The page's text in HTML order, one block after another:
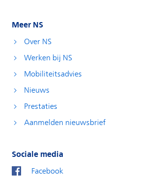
Meer NS
Over NS
Werken bij NS
Mobiliteitsadvies
Nieuws
Prestaties
Aanmelden nieuwsbrief
Sociale media
Facebook